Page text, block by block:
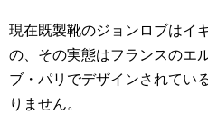
現在既製靴のジョンロブはイ
の、その実態はフランスのエ
ブ・パリでデザインされてい
りません。